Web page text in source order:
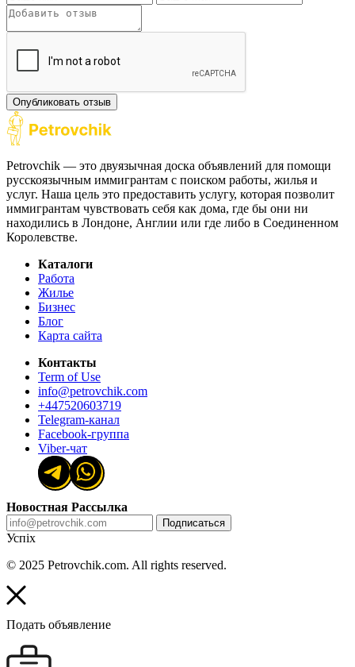
Опубликовать отзыв
Petrovchik — это двуязычная доска объявлений для помощи
русскоязычным иммигрантам с поиском работы, жилья и
услуг. Наша цель это предоставить услугу, которая позволит
иммигрантам чувствовать себя как дома, где бы они ни
находились в Лондоне, Англии или где либо в Соединенном
Королевстве.
Каталоги
Работа
Жилье
Бизнес
Блог
Карта сайта
Контакты
Term of Use
info@petrovchik.com
+447520603719
Telegram-канал
Facebook-группа
Viber-чат
Новостная Рассылка
Подписаться
Успіх
© 2025 Petrovchik.com. All rights reserved.
Подать объявление